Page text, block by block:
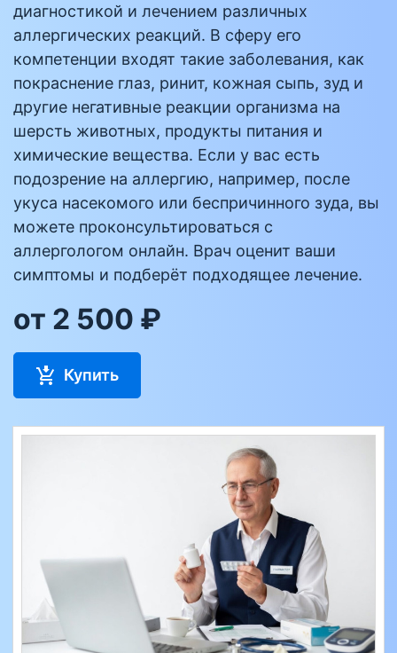
диагностикой и лечением различных
аллергических реакций. В сферу его
компетенции входят такие заболевания, как
покраснение глаз, ринит, кожная сыпь, зуд и
другие негативные реакции организма на
шерсть животных, продукты питания и
химические вещества. Если у вас есть
подозрение на аллергию, например, после
укуса насекомого или беспричинного зуда, вы
можете проконсультироваться с
аллергологом онлайн. Врач оценит ваши
симптомы и подберёт подходящее лечение.
от 2 500 ₽
Купить